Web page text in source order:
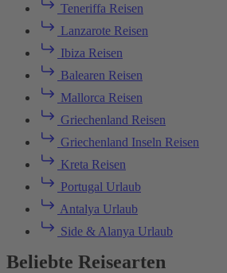
Teneriffa Reisen
Lanzarote Reisen
Ibiza Reisen
Balearen Reisen
Mallorca Reisen
Griechenland Reisen
Griechenland Inseln Reisen
Kreta Reisen
Portugal Urlaub
Antalya Urlaub
Side & Alanya Urlaub
Beliebte Reisearten